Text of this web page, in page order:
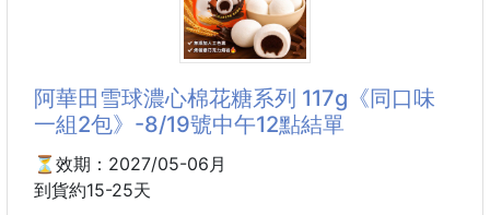
台灣水果聖地——拉拉山，嚴選當季新鮮水蜜桃，
榨取原汁製成果凍，果香自然濃郁，清爽不膩！💧✨
🌈確確實實添加水蜜桃果汁的果凍😋
口感Q彈、清新爽口，夏日放冰箱真的解膩又消暑🧊
🍃
阿華田雪球濃心棉花糖系列 117g《同口味
一組2包》-8/19號中午12點結單
⏳效期：2027/05-06月
到貨約15-25天